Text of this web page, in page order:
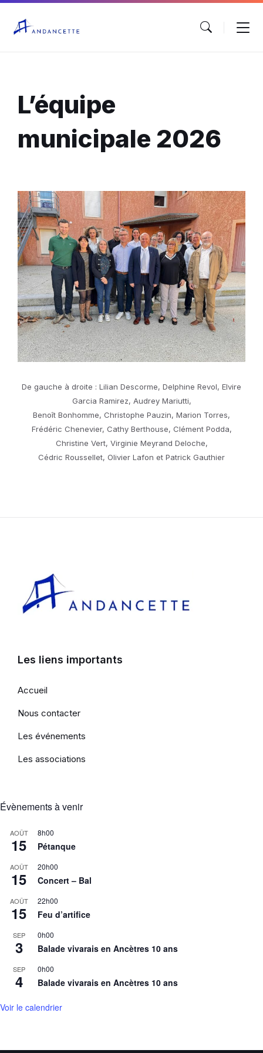
L’équipe
municipale 2026
De gauche à droite : Lilian Descorme, Delphine Revol, Elvire
Garcia Ramirez, Audrey Mariutti,
Benoît Bonhomme, Christophe Pauzin, Marion Torres,
Frédéric Chenevier, Cathy Berthouse, Clément Podda,
Christine Vert, Virginie Meyrand Deloche,
Cédric Roussellet, Olivier Lafon et Patrick Gauthier
Les liens importants
Accueil
Nous contacter
Les événements
Les associations
Évènements à venir
AOÛT
15
8h00
Pétanque
AOÛT
15
20h00
Concert – Bal
AOÛT
15
22h00
Feu d’artifice
SEP
3
0h00
Balade vivarais en Ancètres 10 ans
SEP
4
0h00
Balade vivarais en Ancètres 10 ans
Voir le calendrier